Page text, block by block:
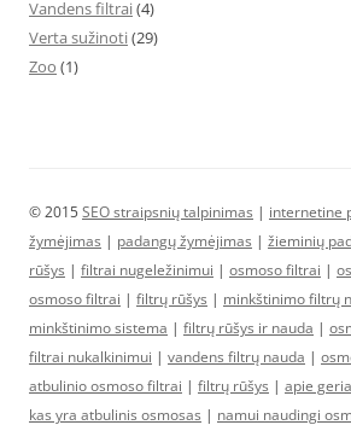
Vandens filtrai(4)
Verta sužinoti(29)
Zoo (1)
© 2015SEO straipsnių talpinimas | internetine
žymėjimas | padangų žymėjimas | žieminių
rūšys | filtrai nugeležinimui | osmoso filtrai |
osmoso filtrai | filtrų rūšys | minkštinimo filtrų
minkštinimo sistema | filtrų rūšys ir nauda |
filtrai nukalkinimui | vandens filtrų nauda |
atbulinio osmoso filtrai | filtrų rūšys | apie
kas yra atbulinis osmosas | namui naudingi